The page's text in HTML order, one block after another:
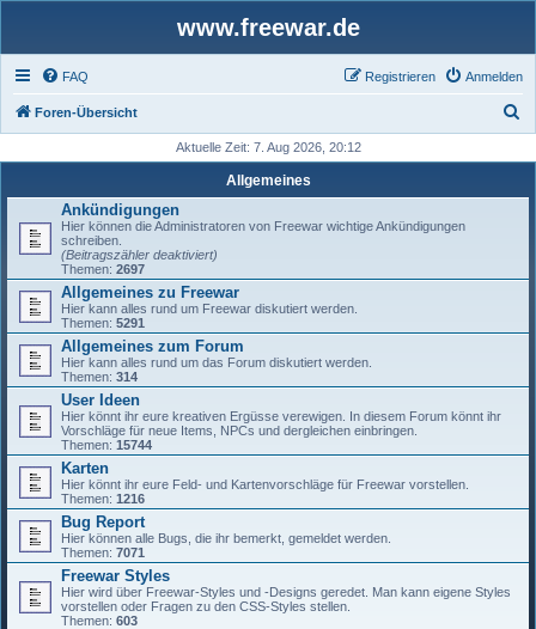
www.freewar.de
FAQ Anmelden
Registrieren
Foren-Übersicht
h
Aktuelle Zeit: 7. Aug 2026, 20:12
Allgemeines
Ankündigungen
Hier können die Administratoren von Freewar wichtige Ankündigungen
schreiben.
(Beitragszähler deaktiviert)
Themen: 2697
Allgemeines zu Freewar
Hier kann alles rund um Freewar diskutiert werden.
Themen: 5291
Allgemeines zum Forum
Hier kann alles rund um das Forum diskutiert werden.
Themen: 314
User Ideen
Hier könnt ihr eure kreativen Ergüsse verewigen. In diesem Forum könnt ihr
Vorschläge für neue Items, NPCs und dergleichen einbringen.
Themen: 15744
Karten
Hier könnt ihr eure Feld- und Kartenvorschläge für Freewar vorstellen.
Themen: 1216
Bug Report
Hier können alle Bugs, die ihr bemerkt, gemeldet werden.
Themen: 7071
Freewar Styles
Hier wird über Freewar-Styles und -Designs geredet. Man kann eigene Styles
vorstellen oder Fragen zu den CSS-Styles stellen.
Themen: 603